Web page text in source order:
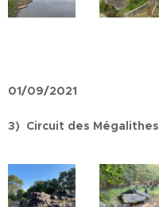
01/09/2021
3) Circuit des Mégalithes